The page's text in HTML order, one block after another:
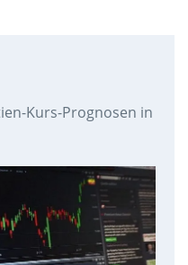
Kurs-Prognosen in